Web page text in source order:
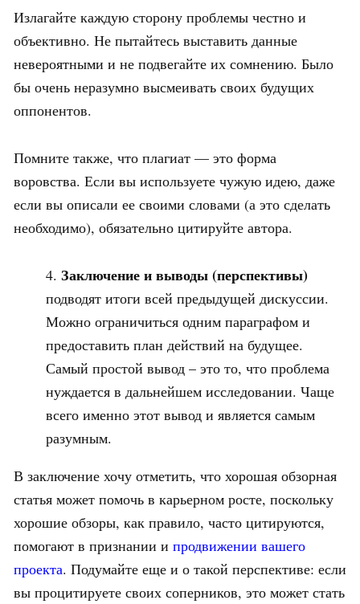
Излагайте каждую сторону проблемы честно и
объективно. Не пытайтесь выставить данные
невероятными и не подвегайте их сомнению. Было
бы очень неразумно высмеивать своих будущих
оппонентов.
Помните также, что плагиат — это форма
воровства. Если вы используете чужую идею, даже
если вы описали ее своими словами (а это сделать
необходимо), обязательно цитируйте автора.
Заключение и выводы (перспективы)
подводят итоги всей предыдущей дискуссии.
Можно ограничиться одним параграфом и
предоставить план действий на будущее.
Самый простой вывод – это то, что проблема
нуждается в дальнейшем исследовании. Чаще
всего именно этот вывод и является самым
разумным.
В заключение хочу отметить, что хорошая обзорная
статья может помочь в карьерном росте, поскольку
хорошие обзоры, как правило, часто цитируются,
помогают в признании и продвижении вашего
проекта. Подумайте еще и о такой перспективе: если
вы процитируете своих соперников, это может стать